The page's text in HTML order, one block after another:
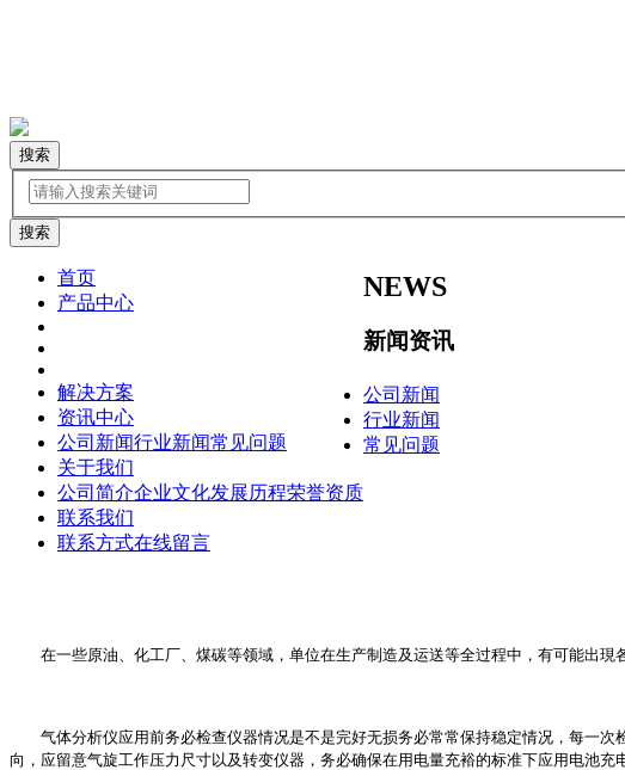
搜索
首页
产品中心
解决方案
资讯中心
公司新闻行业新闻常见问题
关于我们
公司简介企业文化发展历程荣誉资质
联系我们
联系方式在线留言
NEWS
新闻资讯
公司新闻
行业新闻
常见问题
在一些原油、化工厂、煤碳等领域，单位在生产制造及运送等全过程中，有可能出現
气体分析仪应用前务必检查仪器情况是不是完好无损务必常常保持稳定情况，每一次
向，应留意气旋工作压力尺寸以及转变仪器，务必确保在用电量充裕的标准下应用电池